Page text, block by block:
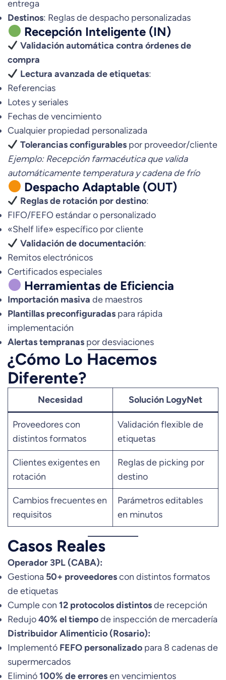
entrega
Destinos: Reglas de despacho personalizadas
Recepción Inteligente (IN)
Validación automática contra órdenes de
compra
Lectura avanzada de etiquetas:
Referencias
Lotes y seriales
Fechas de vencimiento
Cualquier propiedad personalizada
Tolerancias configurablespor proveedor/cliente
Ejemplo: Recepción farmacéutica que valida
automáticamente temperatura y cadena de frío
Despacho Adaptable (OUT)
Reglas de rotación por destino:
FIFO/FEFO estándar o personalizado
«Shelf life» específico por cliente
Validación de documentación:
Remitos electrónicos
Certificados especiales
Herramientas de Eficiencia
Importación masiva de maestros
Plantillas preconfiguradas para rápida
implementación
Alertas tempranas por desviaciones
¿Cómo Lo Hacemos
Diferente?
Necesidad Solución LogyNet
Proveedores con
distintos formatos
Validación flexible de
etiquetas
Clientes exigentes en
rotación
Reglas de picking por
destino
Cambios frecuentes en
requisitos
Parámetros editables
en minutos
Casos Reales
Operador 3PL (CABA):
Gestiona 50+ proveedorescon distintos formatos
de etiquetas
Cumple con 12 protocolos distintosde recepción
Redujo40% el tiempode inspección de mercadería
Distribuidor Alimenticio (Rosario):
Implementó FEFO personalizado para 8 cadenas de
supermercados
Eliminó100% de erroresen vencimientos